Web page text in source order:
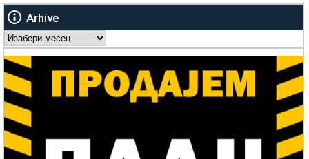
Arhive
Arhive